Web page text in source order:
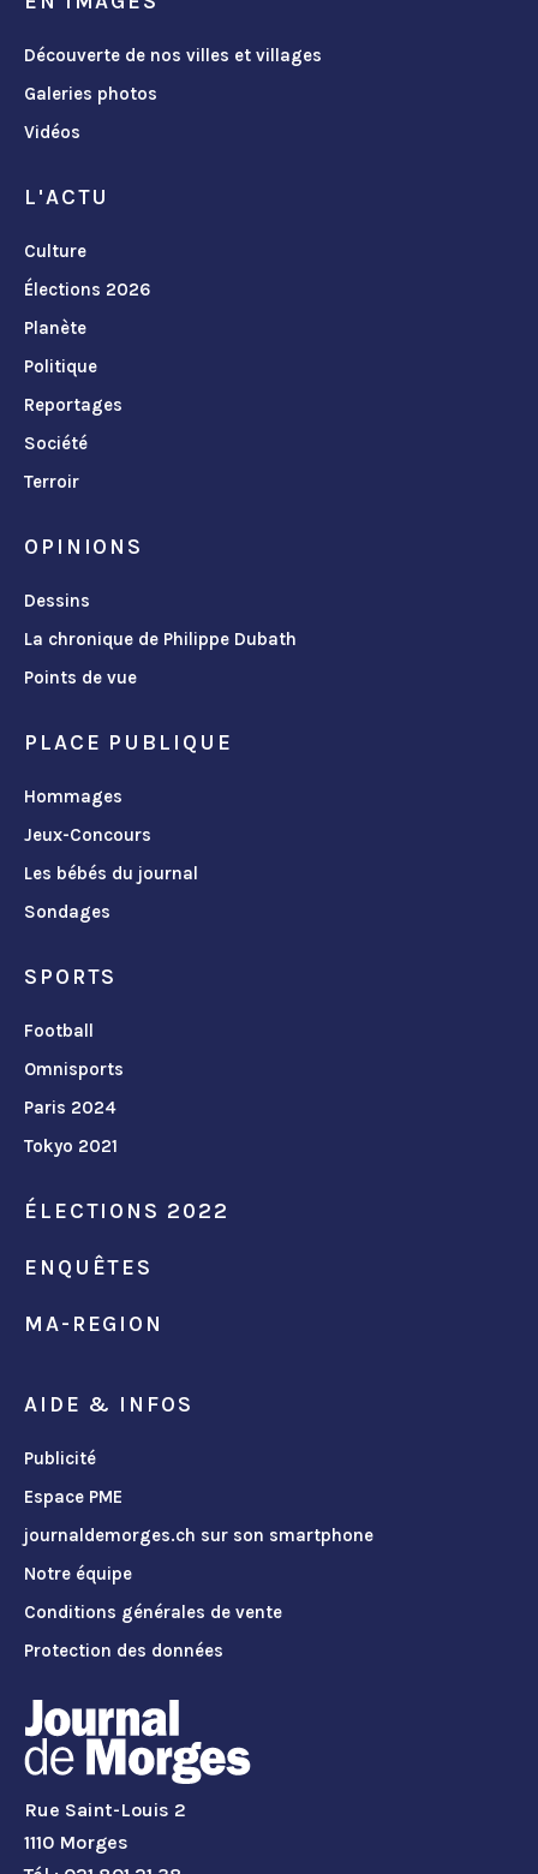
Découverte de nos villes et villages
Galeries photos
Vidéos
L'ACTU
Culture
Élections 2026
Planète
Politique
Reportages
Société
Terroir
OPINIONS
Dessins
La chronique de Philippe Dubath
Points de vue
PLACE PUBLIQUE
Hommages
Jeux-Concours
Les bébés du journal
Sondages
SPORTS
Football
Omnisports
Paris 2024
Tokyo 2021
ÉLECTIONS 2022
ENQUÊTES
MA-REGION
AIDE & INFOS
Publicité
Espace PME
journaldemorges.ch sur son smartphone
Notre équipe
Conditions générales de vente
Protection des données
Rue Saint-Louis 2
1110 Morges